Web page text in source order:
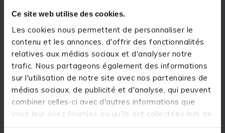
Ce site web utilise des cookies.
Les cookies nous permettent de personnaliser le
contenu et les annonces, d'offrir des fonctionnalités
relatives aux médias sociaux et d'analyser notre
trafic. Nous partageons également des informations
sur l'utilisation de notre site avec nos partenaires de
médias sociaux, de publicité et d'analyse, qui peuvent
combiner celles-ci avec d'autres informations que
vous leur avez fournies ou qu'ils ont collectées lors de
Description & détails
Description
Le support de canne REAR FEEDER REST LARGE a
été conçu pour accueillir le talon de votre canne. Sa
conception avec une double encoche assure un
excellent maintien du talon de canne : fini les cannes
éjectées du support en cas de touche violente au